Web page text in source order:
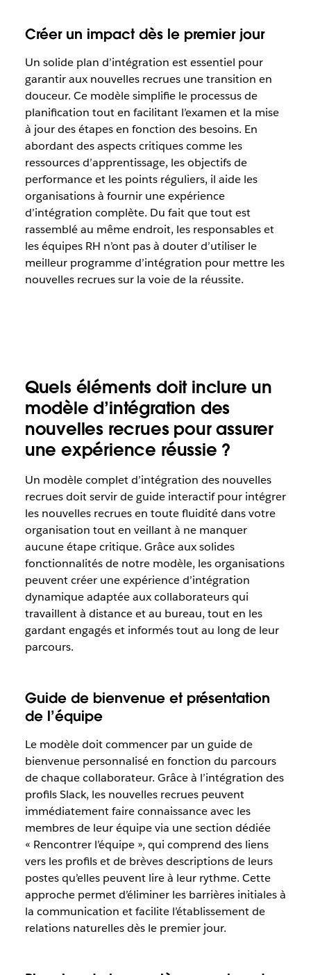
Créer un impact dès le premier jour
Un solide plan d’intégration est essentiel pour
garantir aux nouvelles recrues une transition en
douceur. Ce modèle simplifie le processus de
planification tout en facilitant l’examen et la mise
à jour des étapes en fonction des besoins. En
abordant des aspects critiques comme les
ressources d’apprentissage, les objectifs de
performance et les points réguliers, il aide les
organisations à fournir une expérience
d’intégration complète. Du fait que tout est
rassemblé au même endroit, les responsables et
les équipes RH n’ont pas à douter d’utiliser le
meilleur programme d’intégration pour mettre les
nouvelles recrues sur la voie de la réussite.
Quels éléments doit inclure un
modèle d’intégration des
nouvelles recrues pour assurer
une expérience réussie ?
Un modèle complet d’intégration des nouvelles
recrues doit servir de guide interactif pour intégrer
les nouvelles recrues en toute fluidité dans votre
organisation tout en veillant à ne manquer
aucune étape critique. Grâce aux solides
fonctionnalités de notre modèle, les organisations
peuvent créer une expérience d’intégration
dynamique adaptée aux collaborateurs qui
travaillent à distance et au bureau, tout en les
gardant engagés et informés tout au long de leur
parcours.
Guide de bienvenue et présentation
de l’équipe
Le modèle doit commencer par un guide de
bienvenue personnalisé en fonction du parcours
de chaque collaborateur. Grâce à l’intégration des
profils Slack, les nouvelles recrues peuvent
immédiatement faire connaissance avec les
membres de leur équipe via une section dédiée
« Rencontrer l’équipe », qui comprend des liens
vers les profils et de brèves descriptions de leurs
postes qu’elles peuvent lire à leur rythme. Cette
approche permet d’éliminer les barrières initiales à
la communication et facilite l’établissement de
relations naturelles dès le premier jour.